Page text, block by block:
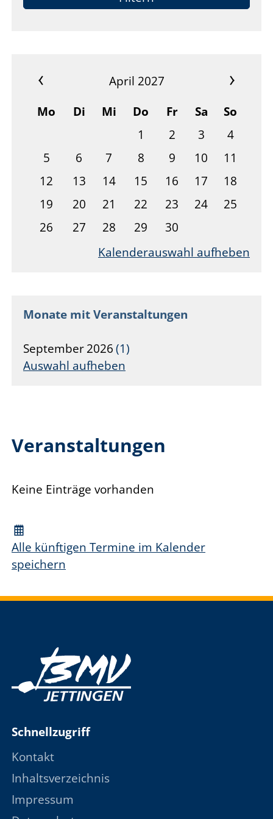
April 2027
Mo
Di Mi Do Fr Sa
So
1
2 3
4
5
6 7 8 9 10
11
12
13 14 15 16 17
18
19
20 21 22 23 24
25
26
27 28 29
30
Kalenderauswahl aufheben
Monate mit Veranstaltungen
September2026 1
Auswahl aufheben
Veranstaltungen
Keine Einträge vorhanden
Alle künftigen Termine im Kalender
speichern
Schnellzugriff
Kontakt
Inhaltsverzeichnis
Impressum